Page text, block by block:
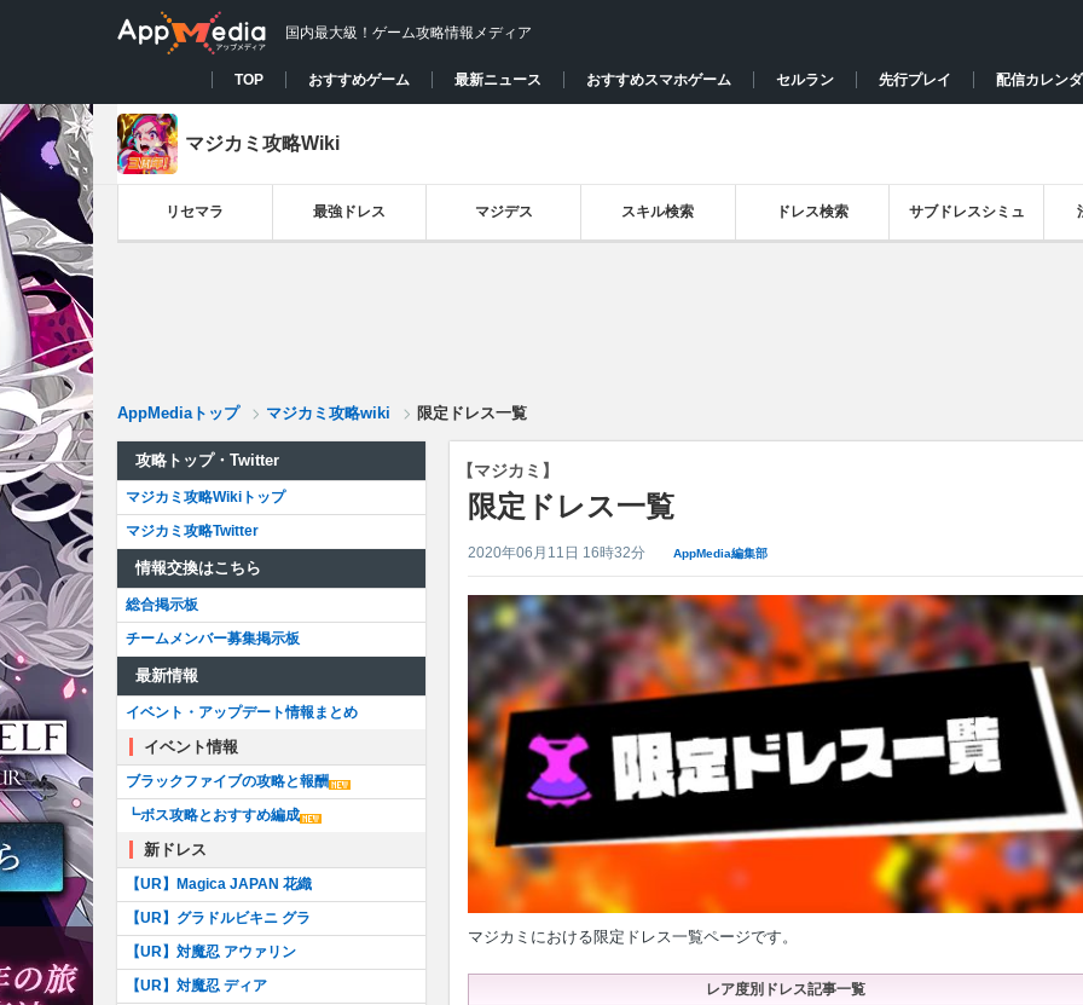
国内最大級！ゲーム攻略情報メディア
TOP おすすめゲーム 最新ニュース おすすめスマホゲーム セルラン 先行プレイ 配信カレン
マジカミ攻略Wiki
リセマラ 最強ドレス マジデス スキル検索 ドレス検索 サブドレスシミュ
AppMediaトップ マジカミ攻略wiki 限定ドレス一覧
【マジカミ】
限定ドレス一覧
2020年06月11日 16時32分 AppMedia編集部
マジカミにおける限定ドレス一覧ページです。
レア度別ドレス記事一覧
攻略トップ・Twitter
マジカミ攻略Wikiトップ
マジカミ攻略Twitter
情報交換はこちら
総合掲示板
チームメンバー募集掲示板
最新情報
イベント・アップデート情報まとめ
イベント情報
ブラックファイブの攻略と報酬
┗ボス攻略とおすすめ編成
新ドレス
【UR】Magica JAPAN 花織
【UR】グラドルビキニ グラ
【UR】対魔忍 アウァリン
【UR】対魔忍 ディア